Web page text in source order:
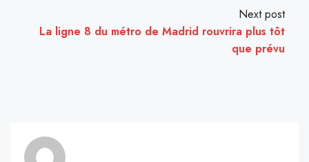
Next post
La ligne 8 du métro de Madrid rouvrira plus tôt
que prévu